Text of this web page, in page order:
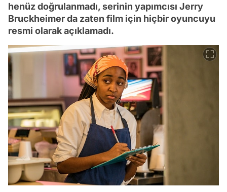
henüz doğrulanmadı, serinin yapımcısı Jerry
Bruckheimer da zaten film için hiçbir oyuncuyu
resmi olarak açıklamadı.